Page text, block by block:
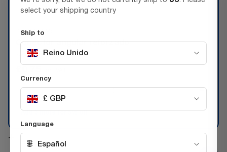
THIS ITEM:
Conector angular reforzado
SKU 440408362402
− +
+
select your shipping country
Ship to
Reino Unido
Currency
£ GBP
Language
🌐 Español